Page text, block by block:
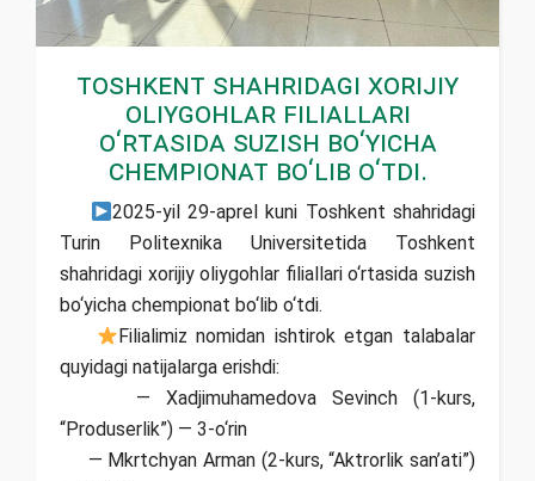
Toshkent shahridagi xorijiy
oliygohlar filiallari
o‘rtasida suzish bo‘yicha
chempionat bo‘lib o‘tdi.
2025-yil 29-aprel kuni Toshkent shahridagi
Turin Politexnika Universitetida Toshkent
shahridagi xorijiy oliygohlar filiallari o‘rtasida suzish
bo‘yicha chempionat bo‘lib o‘tdi.
Filialimiz nomidan ishtirok etgan talabalar
quyidagi natijalarga erishdi:
— Xadjimuhamedova Sevinch (1-kurs,
“Produserlik”) — 3-o‘rin
— Mkrtchyan Arman (2-kurs, “Aktrorlik san’ati”)